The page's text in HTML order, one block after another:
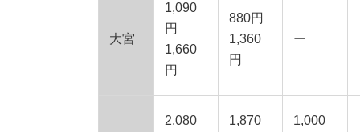
大宮
1,090
円
1,660
円
880円
1,360
円
ー
2,080
1,870
1,000